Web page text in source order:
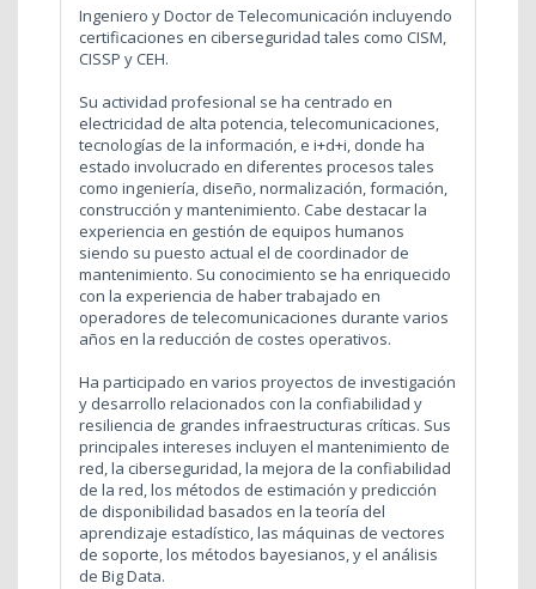
Ingeniero y Doctor de Telecomunicación incluyendo
certificaciones en ciberseguridad tales como CISM,
CISSP y CEH.
Su actividad profesional se ha centrado en
electricidad de alta potencia, telecomunicaciones,
tecnologías de la información, e i+d+i, donde ha
estado involucrado en diferentes procesos tales
como ingeniería, diseño, normalización, formación,
construcción y mantenimiento. Cabe destacar la
experiencia en gestión de equipos humanos
siendo su puesto actual el de coordinador de
mantenimiento. Su conocimiento se ha enriquecido
con la experiencia de haber trabajado en
operadores de telecomunicaciones durante varios
años en la reducción de costes operativos.
Ha participado en varios proyectos de investigación
y desarrollo relacionados con la confiabilidad y
resiliencia de grandes infraestructuras críticas. Sus
principales intereses incluyen el mantenimiento de
red, la ciberseguridad, la mejora de la confiabilidad
de la red, los métodos de estimación y predicción
de disponibilidad basados en la teoría del
aprendizaje estadístico, las máquinas de vectores
de soporte, los métodos bayesianos, y el análisis
de Big Data.